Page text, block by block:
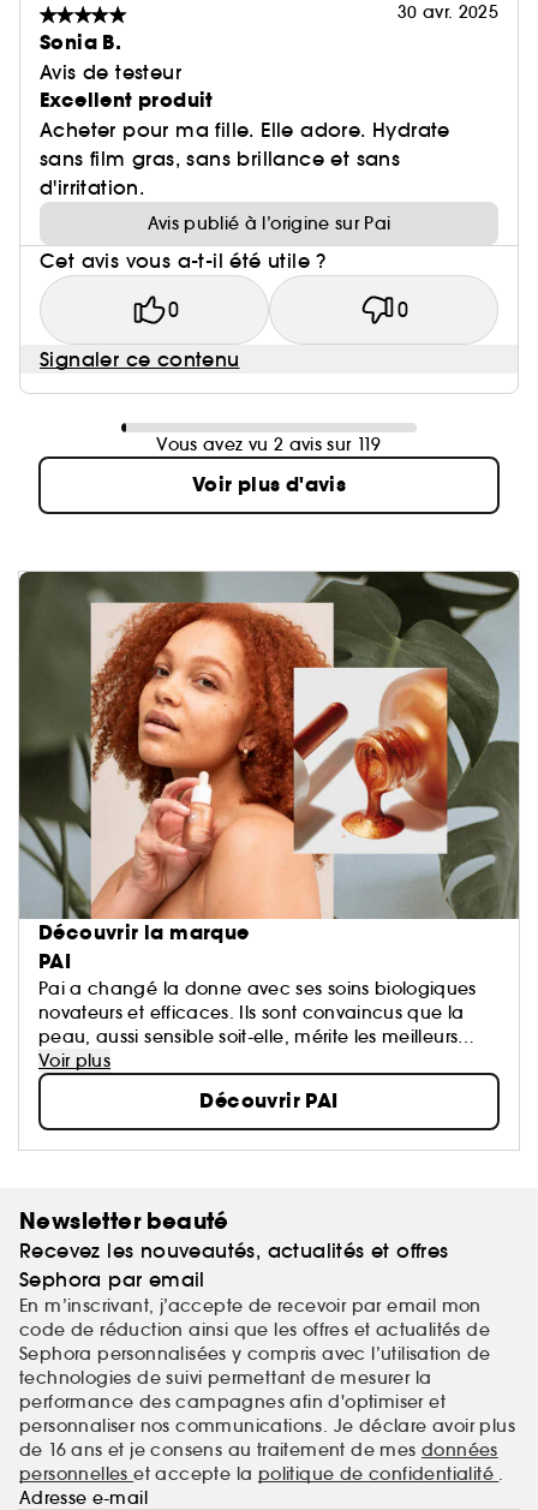
30 avr. 2025
Sonia B.
Avis de testeur
Excellent produit
Acheter pour ma fille. Elle adore. Hydrate
sans film gras, sans brillance et sans
d'irritation.
Avis publié à l’origine sur Pai
Cet avis vous a-t-il été utile ?
0 0
Signaler ce contenu
Vous avez vu 2 avis sur 119
Voir plus d'avis
Découvrir la marque
PAI
Pai a changé la donne avec ses soins biologiques
novateurs et efficaces. Ils sont convaincus que la
peau, aussi sensible soit-elle, mérite les meilleurs
ingrédients d'origine naturelle, sans compromis. Tous
les produits Pai sont confectionnés par la marque
elle-même à Londres et certifiés par des organismes
indépendants.
Voir plus
Découvrir PAI
Newsletter beauté
Recevez les nouveautés, actualités et offres
Sephora par email
En m’inscrivant, j’accepte de recevoir par email mon
code de réduction ainsi que les offres et actualités de
Sephora personnalisées y compris avec l’utilisation de
technologies de suivi permettant de mesurer la
performance des campagnes afin d'optimiser et
personnaliser nos communications. Je déclare avoir plus
de 16 ans et je consens au traitement de mes données
personnelleset accepte la politique de confidentialité
Adresse e-mail